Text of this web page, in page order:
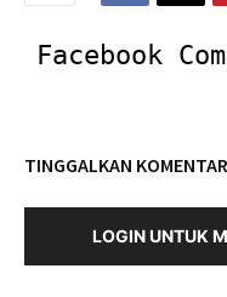
Facebook
TINGGALKAN KOMENTAR
LOGIN UNTUK